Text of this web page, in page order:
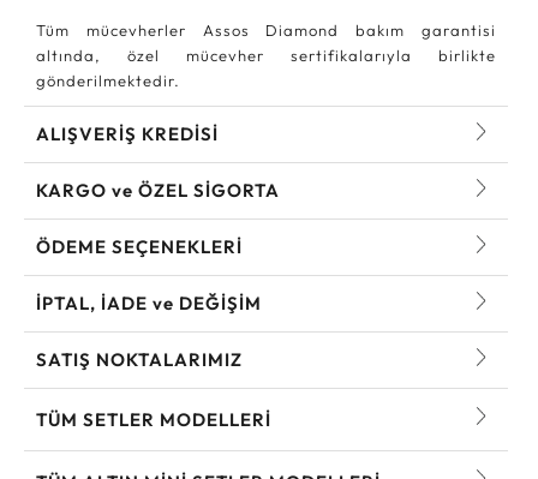
Tüm mücevherler Assos Diamond bakım garantisi
altında, özel mücevher sertifikalarıyla birlikte
gönderilmektedir.
ALIŞVERİŞ KREDİSİ
KARGO ve ÖZEL SİGORTA
ÖDEME SEÇENEKLERİ
İPTAL, İADE ve DEĞİŞİM
SATIŞ NOKTALARIMIZ
TÜM SETLER MODELLERI